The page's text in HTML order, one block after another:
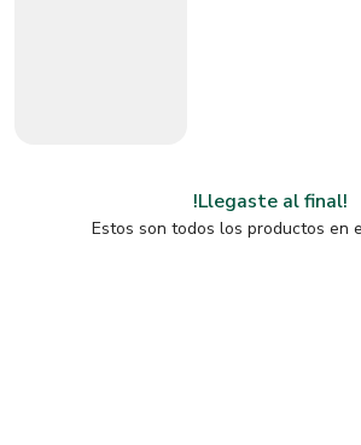
!Llegaste al final!
Estos son todos los productos en